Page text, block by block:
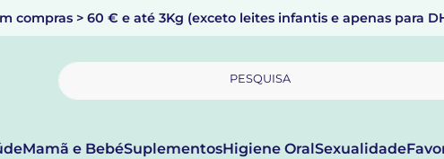
compras > 60 € e até 3Kg (exceto leites infantis e apenas para
PESQUISA
Mamã e BebéSuplementosHigiene OralSexualidade